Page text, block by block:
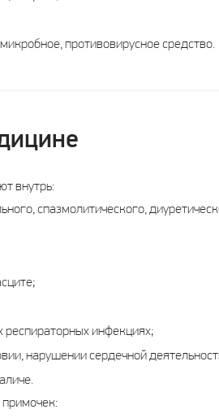
противовирусное средство.
внутрь:
спазмолитического,
респираторных инфекциях;
нарушении сердечной
примочек: